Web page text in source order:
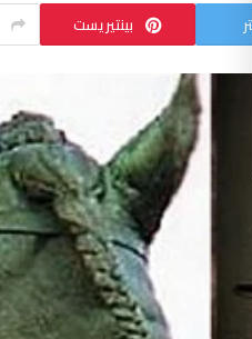
بينتيريست